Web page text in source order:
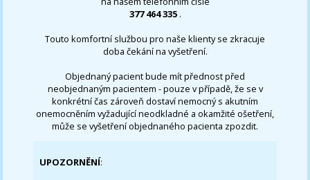
377 464 335 .
Touto komfortní službou pro naše klienty se zkracuje
doba čekání na vyšetření.
Objednaný pacient bude mít přednost před
neobjednaným pacientem - pouze v případě, že se v
konkrétní čas zároveň dostaví nemocný s akutním
onemocněním vyžadující neodkladné a okamžité ošetření,
může se vyšetření objednaného pacienta zpozdit.
UPOZORNĚNÍ: